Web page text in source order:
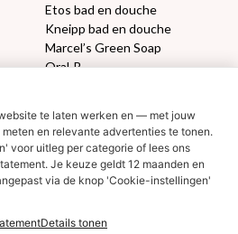
Etos bad en douche
Kneipp bad en douche
Marcel’s Green Soap
Oral-B
DETOXEN
Always
Libresse
Gliss Kur
Etos billendoekjes
te laten werken en — met jouw
en relevante advertenties te tonen.
voor uitleg per categorie of lees ons
Je keuze geldt 12 maanden en
via de knop 'Cookie-instellingen'
Details tonen
korting?